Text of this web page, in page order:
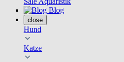
Blog
close
Hund
Katze